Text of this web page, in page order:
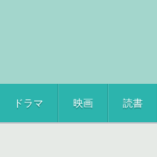
ドラマ 映画 読書